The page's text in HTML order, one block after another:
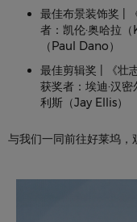
最佳布景装饰奖 |
者：凯伦·奥哈拉
（Paul Dano）
最佳剪辑奖 | 《壮
获奖者：埃迪·汉
利斯（Jay Ellis）
与我们一同前往好莱坞，